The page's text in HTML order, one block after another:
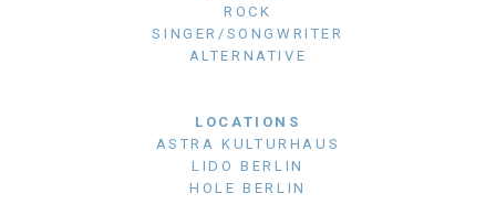
ROCK
SINGER/SONGWRITER
ALTERNATIVE
LOCATIONS
ASTRA KULTURHAUS
LIDO BERLIN
HOLE BERLIN